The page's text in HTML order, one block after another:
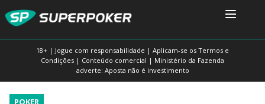
18+ | Jogue com responsabilidade | Aplicam-se os Termos e
Condições | Conteúdo comercial | Ministério da Fazenda
adverte: Aposta não é investimento
POKER